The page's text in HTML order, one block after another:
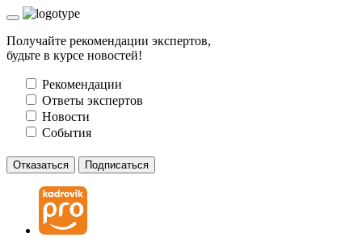
Получайте рекомендации экспертов,
будьте в курсе новостей!
Рекомендации
Ответы экспертов
Новости
События
Отказаться Подписаться